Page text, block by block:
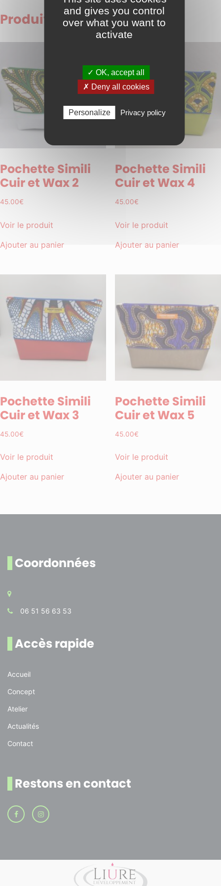
Produits similaires
Pochette Simili
Cuir et Wax 2
45.00€
Voir le produit
Ajouter au panier
Pochette Simili
Cuir et Wax 4
45.00€
Voir le produit
Ajouter au panier
Pochette Simili
Cuir et Wax 3
45.00€
Voir le produit
Ajouter au panier
Pochette Simili
Cuir et Wax 5
45.00€
Voir le produit
Ajouter au panier
Coordonnées
06 51 56 63 53
Accès rapide
Accueil
Concept
Atelier
Actualités
Contact
Restons en contact
and gives you control
over what you want to
activate
✓ OK, accept all
✗ Deny all cookies
Personalize Privacy policy